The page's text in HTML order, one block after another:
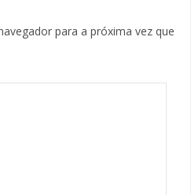
para a próxima vez que